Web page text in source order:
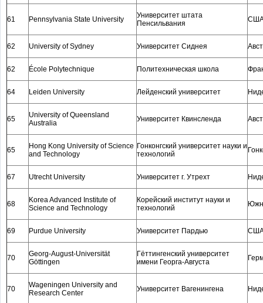
61 Pennsylvania State University
Университет штата
Пенсильвания
62 University of Sydney Университет Сиднея
62 École Polytechnique Политехническая школа
64 Leiden University Лейденский университет
65
University of Queensland
Australia
Университет Квинсленда
65
Hong Kong University of Science
and Technology
Гонконгский университет науки и
технологий
67 Utrecht University Университет г. Утрехт
68
Korea Advanced Institute of
Science and Technology
Корейский институт науки и
технологий
69 Purdue University Университет Пардью
70
Georg-August-Universität
Göttingen
Гёттингенский университет
имени Георга-Августа
70
Wageningen University and
Research Center
Университет Вагенингена